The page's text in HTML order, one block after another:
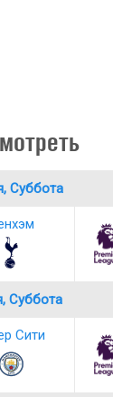
Суббота
Суббота
Сити